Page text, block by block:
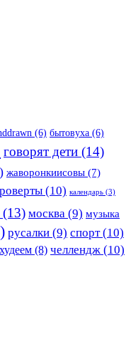
(6) бытовуха (6)
говорят дети (14)
жаворонкиисовы (7)
(10) календарь (3)
(13) москва (9) музыка
русалки (9) спорт(10)
худеем (8) челлендж (10)